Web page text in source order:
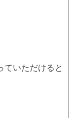
ていただけると